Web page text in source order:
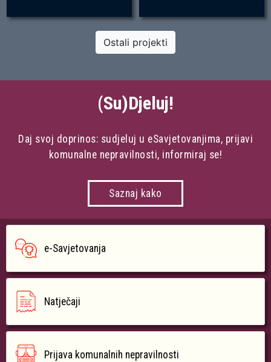
Ostali projekti
(Su)Djeluj!
Daj svoj doprinos: sudjeluj u eSavjetovanjima, prijavi
komunalne nepravilnosti, informiraj se!
Saznaj kako
e-Savjetovanja
Natječaji
Prijava komunalnih nepravilnosti